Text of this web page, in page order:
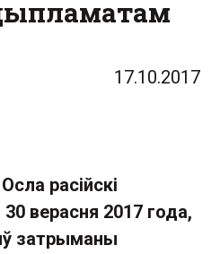
17.10.2017
расійскі
верасня 2017 года,
затрыманы